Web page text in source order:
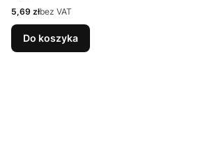
Cena
5,69 złbez VAT
Do koszyka